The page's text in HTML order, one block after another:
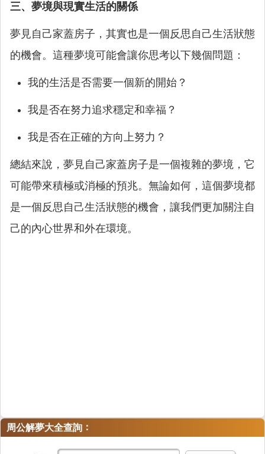
三、夢境與現實生活的關係
夢見自己家蓋房子，其實也是一個反思自己生活狀態
的機會。這種夢境可能會讓你思考以下幾個問題：
我的生活是否需要一個新的開始？
我是否在努力追求穩定和幸福？
我是否在正確的方向上努力？
總結來說，夢見自己家蓋房子是一個複雜的夢境，它
可能帶來積極或消極的預兆。無論如何，這個夢境都
是一個反思自己生活狀態的機會，讓我們更加關注自
己的內心世界和外在環境。
周公解夢大全查詢 ：